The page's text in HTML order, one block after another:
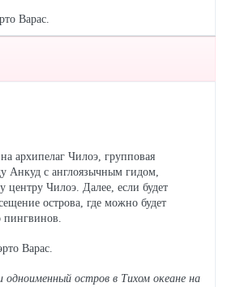
Варас.
архипелаг Чилоэ, групповая
Анкуд с англоязычным гидом,
центру Чилоэ. Далее, если будет
острова, где можно будет
пингвинов.
Варас.
одноименный остров в Тихом океане на